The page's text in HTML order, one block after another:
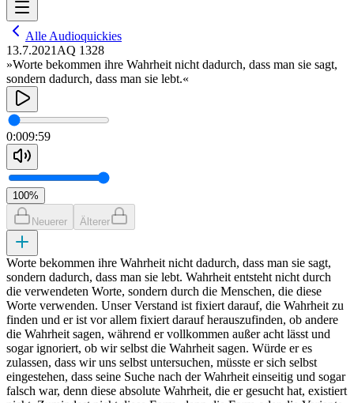
Alle Audioquickies
13.7.2021 AQ 1328
»Worte bekommen ihre Wahrheit nicht dadurch, dass man sie sagt,
sondern dadurch, dass man sie lebt.«
0:009:59
100%
Neuerer Älterer
Worte bekommen ihre Wahrheit nicht dadurch, dass man sie sagt,
sondern dadurch, dass man sie lebt. Wahrheit entsteht nicht durch
die verwendeten Worte, sondern durch die Menschen, die diese
Worte verwenden. Unser Verstand ist fixiert darauf, die Wahrheit zu
finden und er ist vor allem fixiert darauf herauszufinden, ob andere
die Wahrheit sagen, während er vollkommen außer acht lässt und
sogar ignoriert, ob wir selbst die Wahrheit sagen. Würde er es
zulassen, dass wir uns selbst untersuchen, müsste er sich selbst
eingestehen, dass seine Suche nach der Wahrheit einseitig und sogar
falsch war, denn diese absolute Wahrheit, die er gesucht hat, existiert